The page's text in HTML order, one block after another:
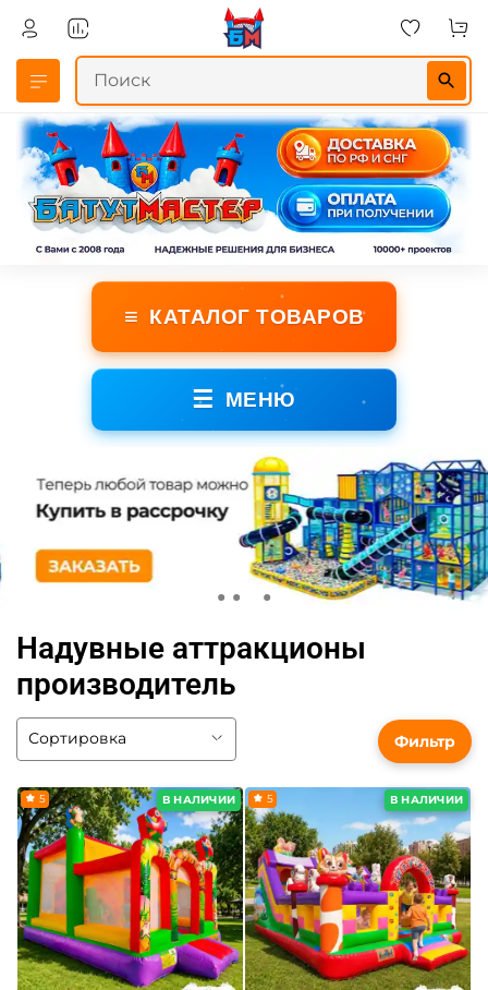
≡ КАТАЛОГ ТОВАРОВ
☰ МЕНЮ
Надувные аттракционы
производитель
В НАЛИЧИИ
5 В НАЛИЧИИ
5
Фильтр